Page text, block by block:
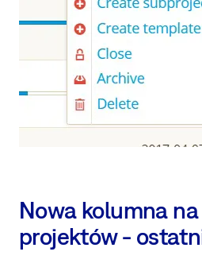
Nowa kolumna
projektów -